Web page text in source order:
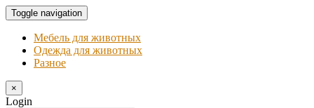
Toggle navigation
Мебель для животных
Одежда для животных
Разное
×
Login